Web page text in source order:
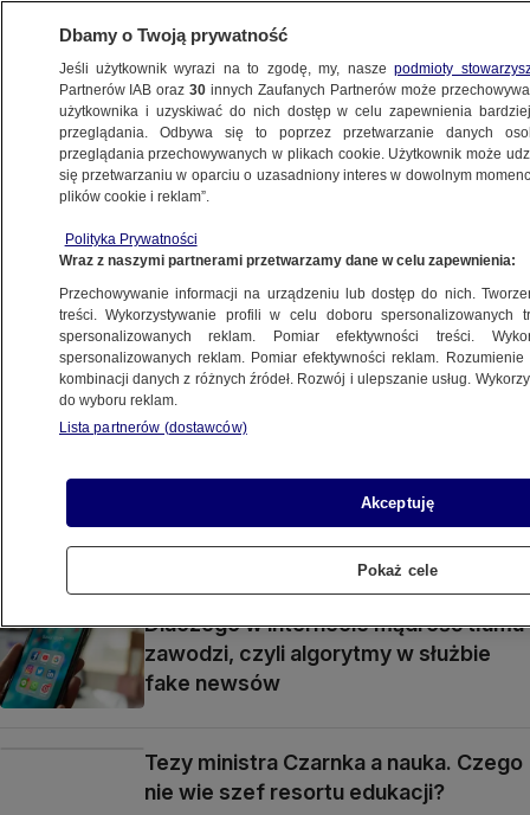
KONKRET24
NAUKA
Zbierać pestki i "wyrzucać, gdzie
nie ma drzew"? Nie, tak nie pomożesz
przyrodzie
Pracownica Pfizera ujawnia "mroczne
szczegóły" o produkcji szczepionek?
To nagranie wprowadza w błąd
Stare drzewa trzeba wycinać,
bo "wyciągają z atmosfery tlen"? Co
na to naukowcy
Dlaczego w internecie mądrość tłumu
zawodzi, czyli algorytmy w służbie
fake newsów
Tezy ministra Czarnka a nauka. Czego
nie wie szef resortu edukacji?
Dbamy o Twoją prywatność
Jeśli użytkownik wyrazi na to zgodę, my, naszepodmioty
Partnerów IAB oraz30 innych Zaufanych Partnerów może
użytkownika i uzyskiwać do nich dostęp w celu zapewnienia
przeglądania. Odbywa się to poprzez przetwarzanie danych
przeglądania przechowywanych w plikach cookie. Użytkownik może
się przetwarzaniu w oparciu o uzasadniony interes w dowolnym
plików cookie i reklam”.
Polityka Prywatności
Wraz z naszymi partnerami przetwarzamy dane w celu zapewnienia:
Przechowywanie informacji na urządzeniu lub dostęp do nich.
treści. Wykorzystywanie profili w celu doboru spersonalizowanych
spersonalizowanych reklam. Pomiar efektywności treści.
spersonalizowanych reklam. Pomiar efektywności reklam.
kombinacji danych z różnych źródeł. Rozwój i ulepszanie usług.
do wyboru reklam.
Lista partnerów (dostawców)
Akceptuję
Pokaż cele